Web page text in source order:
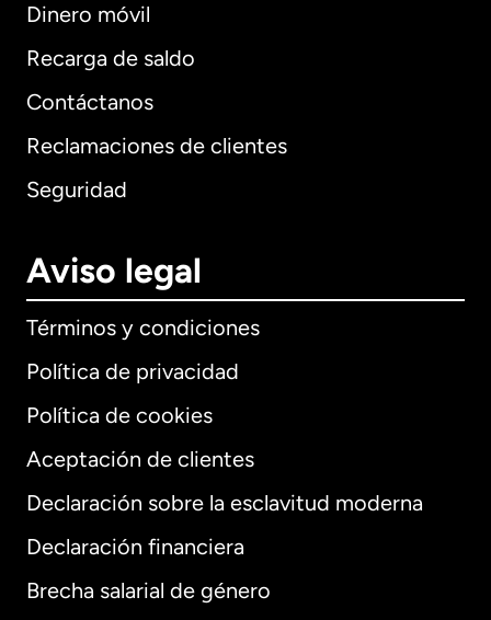
Dinero móvil
Recarga de saldo
Contáctanos
Reclamaciones de clientes
Seguridad
Aviso legal
Términos y condiciones
Política de privacidad
Política de cookies
Aceptación de clientes
Declaración sobre la esclavitud moderna
Declaración financiera
Brecha salarial de género
Internacional English